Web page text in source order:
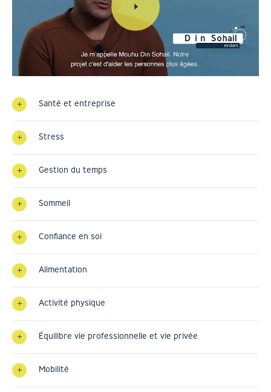
Santé et entreprise
Stress
Gestion du temps
Sommeil
Confiance en soi
Alimentation
Activité physique
Équilibre vie professionnelle et vie privée
Mobilité